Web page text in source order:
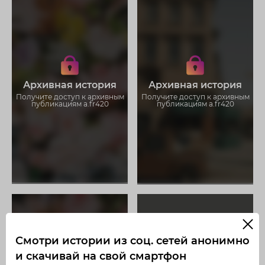
Архивная история
Получите доступ к архивным
публикациям a.fr420
Получите доступ к архивным
историям a.fr420
Не отвлекайтесь на рекламу
Загружайте истории без
ограничений
Архивная история
Получите доступ к архивным
публикациям a.fr420
Получите доступ к архивным
историям a.fr420
Не отвлекайтесь на рекламу
Загружайте истории без
ограничений
Смотри истории из соц. сетей анонимно
и скачивай на свой смартфон